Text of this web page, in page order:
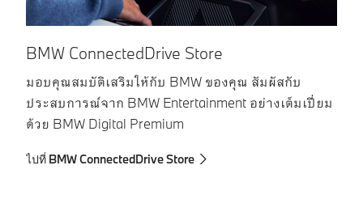
BMW ConnectedDrive Store
มอบคุณสมบัติเสริมให้กับ BMW ของคุณ สัมผัสกับ
ประสบการณ์จาก BMW Entertainment อย่างเต็มเปี่ยม
ด้วย BMW Digital Premium
ไปที่ BMW ConnectedDrive Store